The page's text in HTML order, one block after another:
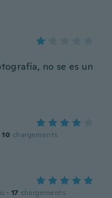
no se es un
10 chargements
· 17 chargements